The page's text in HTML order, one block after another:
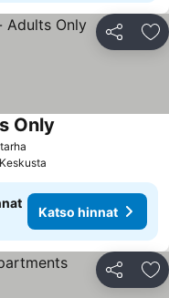
Jaa
Only
Katso hinnat
Jaa